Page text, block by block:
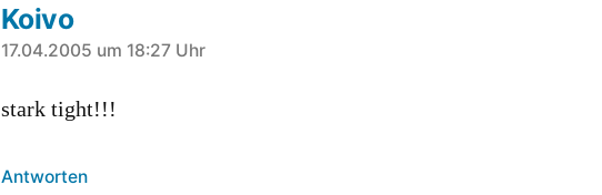
Koivo
sagt:
17.04.2005 um 18:27 Uhr
stark tight!!!
Antworten